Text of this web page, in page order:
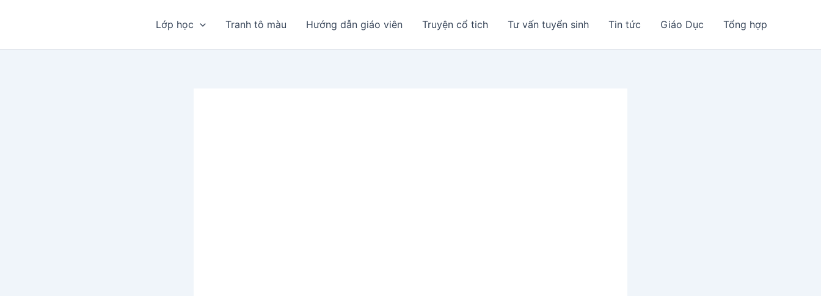
Lớp học Tranh tô màu Hướng dẫn giáo viên Truyện cổ tich Tư vấn tuyển sinh Tin tức Giáo Dục Tổng hợp